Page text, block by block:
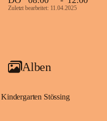
Zuletzt bearbeitet: 11.04.2025
Alben
Kindergarten Stössing